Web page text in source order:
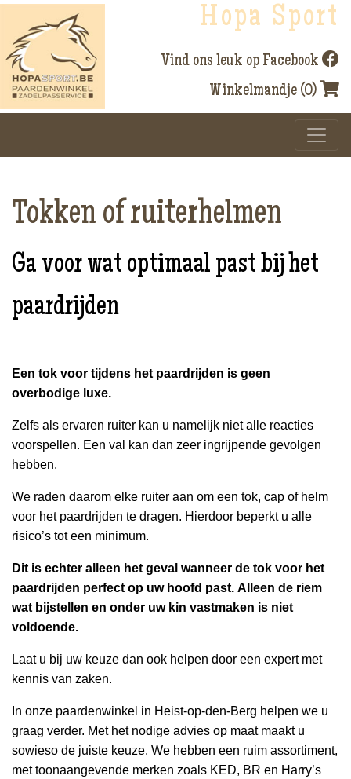
Hopa Sport
Vind ons leuk op Facebook
Winkelmandje (0)
Tokken of ruiterhelmen
Ga voor wat optimaal past bij het
paardrijden
Een tok voor tijdens het paardrijden is geen
overbodige luxe.
Zelfs als ervaren ruiter kan u namelijk niet alle reacties
voorspellen. Een val kan dan zeer ingrijpende gevolgen
hebben.
We raden daarom elke ruiter aan om een tok, cap of helm
voor het paardrijden te dragen. Hierdoor beperkt u alle
risico’s tot een minimum.
Dit is echter alleen het geval wanneer de tok voor het
paardrijden perfect op uw hoofd past. Alleen de riem
wat bijstellen en onder uw kin vastmaken is niet
voldoende.
Laat u bij uw keuze dan ook helpen door een expert met
kennis van zaken.
In onze paardenwinkel in Heist-op-den-Berg helpen we u
graag verder. Met het nodige advies op maat maakt u
sowieso de juiste keuze. We hebben een ruim assortiment,
met toonaangevende merken zoals KED, BR en Harry’s